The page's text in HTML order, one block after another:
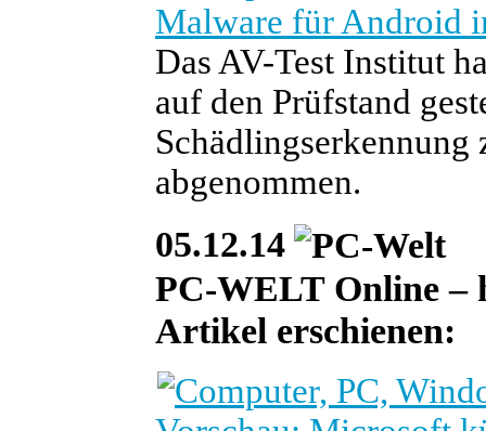
Malware für Android
Das AV-Test Institut
auf den Prüfstand
Schädlingserkennung
abgenommen.
05.12.14
PC-WELT Online –
Artikel erschienen: